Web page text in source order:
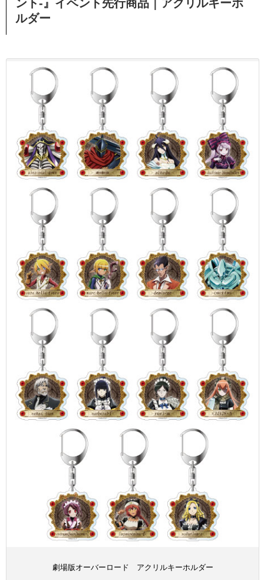
ント-』イベント先行商品｜アクリルキーホ
ルダー
劇場版オーバーロード アクリルキーホルダー